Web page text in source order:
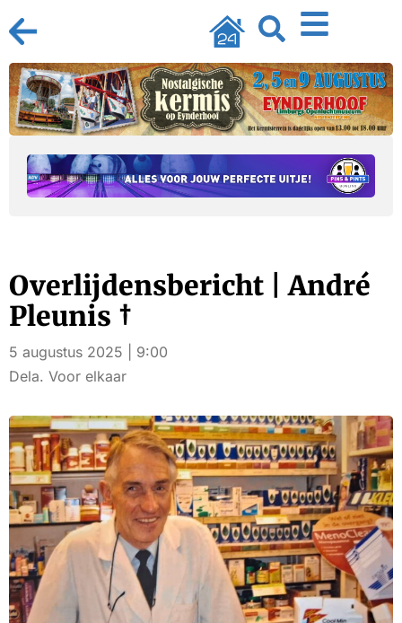
Overlijdensbericht | André
Pleunis †
5 augustus 2025 | 9:00
Dela. Voor elkaar